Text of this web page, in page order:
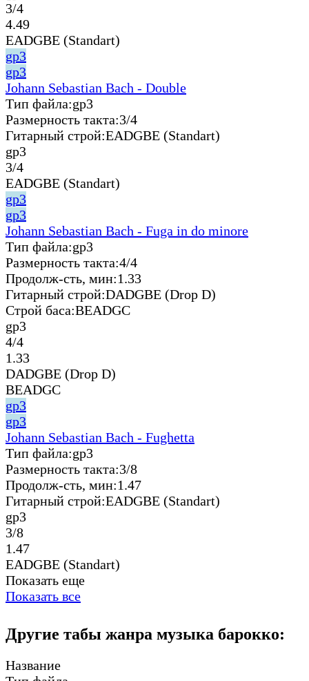
3/4
4.49
EADGBE (Standart)
gp3
gp3
Johann Sebastian Bach - Double
Тип файла:gp3
Размерность такта:3/4
Гитарный строй:EADGBE (Standart)
gp3
3/4
EADGBE (Standart)
gp3
gp3
Johann Sebastian Bach - Fuga in do minore
Тип файла:gp3
Размерность такта:4/4
Продолж-сть, мин:1.33
Гитарный строй:DADGBE (Drop D)
Строй баса:BEADGC
gp3
4/4
1.33
DADGBE (Drop D)
BEADGC
gp3
gp3
Johann Sebastian Bach - Fughetta
Тип файла:gp3
Размерность такта:3/8
Продолж-сть, мин:1.47
Гитарный строй:EADGBE (Standart)
gp3
3/8
1.47
EADGBE (Standart)
Показать еще
Показать все
Другие табы жанра музыка барокко:
Название